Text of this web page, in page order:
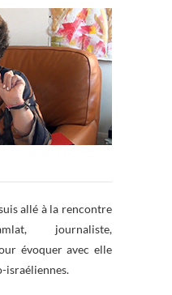
allé à la rencontre
journaliste,
évoquer avec elle
israéliennes.